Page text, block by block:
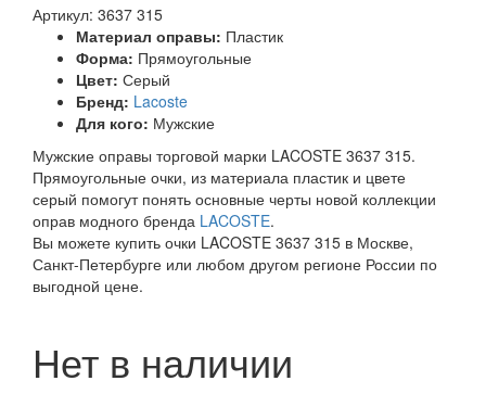
Артикул: 3637 315
Материал оправы: Пластик
Форма: Прямоугольные
Цвет: Серый
Бренд: Lacoste
Для кого: Мужские
Мужские оправы торговой марки LACOSTE 3637 315.
Прямоугольные очки, из материала пластик и цвете
серый помогут понять основные черты новой коллекции
оправ модного бренда LACOSTE.
Вы можете купить очки LACOSTE 3637 315 в Москве,
Санкт-Петербурге или любом другом регионе России по
выгодной цене.
Нет в наличии